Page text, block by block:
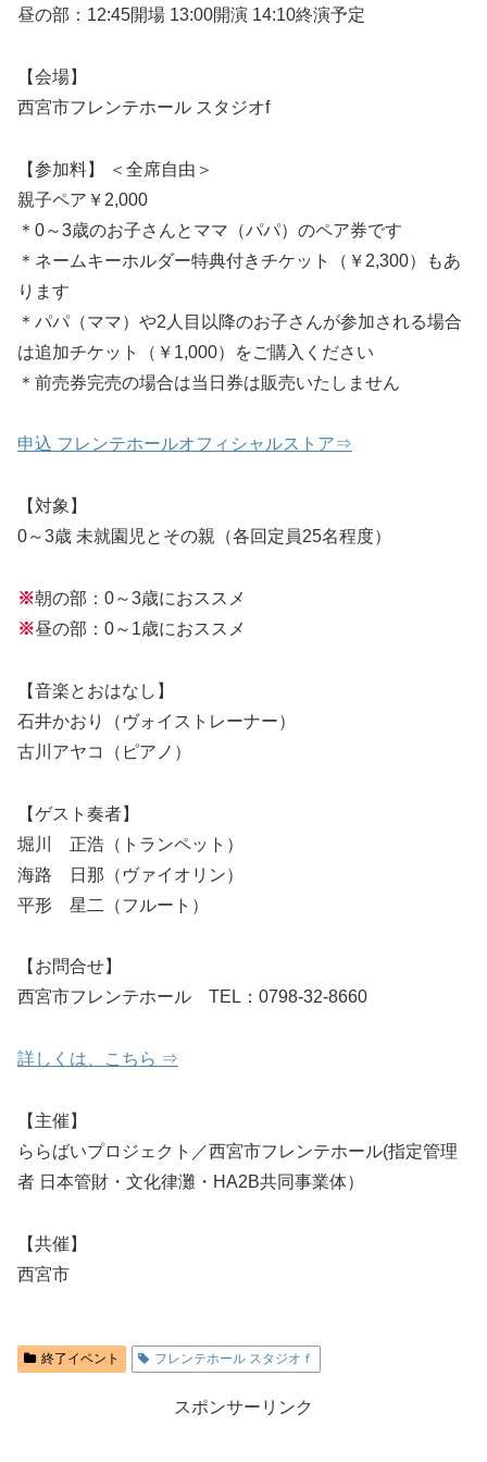
昼の部：12:45開場 13:00開演 14:10終演予定
【会場】
西宮市フレンテホール スタジオf
【参加料】 ＜全席自由＞
親子ペア￥2,000
＊0～3歳のお子さんとママ（パパ）のペア券です
＊ネームキーホルダー特典付きチケット（￥2,300）もあ
ります
＊パパ（ママ）や2人目以降のお子さんが参加される場合
は追加チケット（￥1,000）をご購入ください
＊前売券完売の場合は当日券は販売いたしません
申込 フレンテホールオフィシャルストア⇒
【対象】
0～3歳 未就園児とその親（各回定員25名程度）
※朝の部：0～3歳におススメ
※昼の部：0～1歳におススメ
【音楽とおはなし】
石井かおり（ヴォイストレーナー）
古川アヤコ（ピアノ）
【ゲスト奏者】
堀川 正浩（トランペット）
海路 日那（ヴァイオリン）
平形 星二（フルート）
【お問合せ】
西宮市フレンテホール TEL：0798-32-8660
詳しくは、こちら ⇒
【主催】
ららばいプロジェクト／西宮市フレンテホール(指定管理
者 日本管財・文化律灘・HA2B共同事業体）
【共催】
西宮市
終了イベント フレンテホール スタジオｆ
スポンサーリンク